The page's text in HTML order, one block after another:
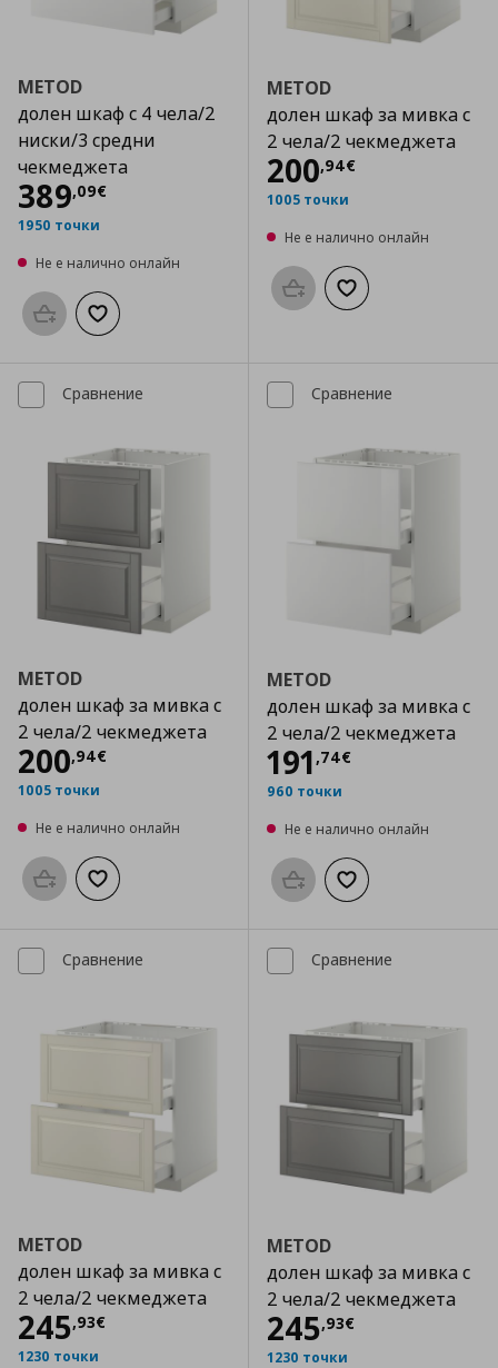
METOD
долен шкаф с 4 чела/2
ниски/3 средни
чекмеджета
389,09€
Цена
1950 точки
Не е налично онлайн
Προσθήκη στο καλάθι
Добави към списъка с любими
METOD
долен шкаф за мивка с
2 чела/2 чекмеджета
200,94€
Цена
1005 точки
Не е налично онлайн
Προσθήκη στο καλάθι
Добави към
Сравнение
METOD
долен шкаф за мивка с
2 чела/2 чекмеджета
200,94€
Цена
1005 точки
Не е налично онлайн
Προσθήκη στο καλάθι
Добави към списъка с любими
Сравнение
METOD
долен шкаф за мивка с
2 чела/2 чекмеджета
191 ,74€
Цена
960 точки
Не е налично онлайн
Προσθήκη στο καλάθι
Добави към
Сравнение
METOD
долен шкаф за мивка с
2 чела/2 чекмеджета
245,93€
Цена
1230 точки
Сравнение
METOD
долен шкаф за мивка с
2 чела/2 чекмеджета
245,93€
Цена
1230 точки